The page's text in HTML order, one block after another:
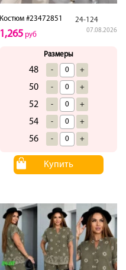
Костюм #23472851 24-124
07.08.2026
1,265 руб
Размеры
48 - +
50 - +
52 - +
54 - +
56 - +
Купить